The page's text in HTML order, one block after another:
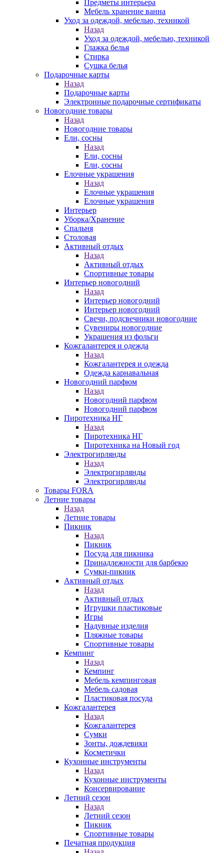
Предметы интерьера
Мебель хранение ванна
Уход за одеждой, мебелью, техникой
Назад
Уход за одеждой, мебелью, техникой
Глажка белья
Стирка
Сушка белья
Подарочные карты
Назад
Подарочные карты
Электронные подарочные сертификаты
Новогодние товары
Назад
Новогодние товары
Ели, сосны
Назад
Ели, сосны
Ели, сосны
Елочные украшения
Назад
Елочные украшения
Елочные украшения
Интерьер
Уборка/Хранение
Спальня
Столовая
Активный отдых
Назад
Активный отдых
Спортивные товары
Интерьер новогодний
Назад
Интерьер новогодний
Интерьер новогодний
Свечи, подсвечники новогодние
Сувениры новогодние
Украшения из фольги
Кожгалантерея и одежда
Назад
Кожгалантерея и одежда
Одежда карнавальная
Новогодний парфюм
Назад
Новогодний парфюм
Новогодний парфюм
Пиротехника НГ
Назад
Пиротехника НГ
Пиротехника на Новый год
Электрогирлянды
Назад
Электрогирлянды
Электрогирлянды
Товары FORA
Летние товары
Назад
Летние товары
Пикник
Назад
Пикник
Посуда для пикника
Принадлежности для барбекю
Сумки-пикник
Активный отдых
Назад
Активный отдых
Игрушки пластиковые
Игры
Надувные изделия
Пляжные товары
Спортивные товары
Кемпинг
Назад
Кемпинг
Мебель кемпинговая
Мебель садовая
Пластиковая посуда
Кожгалантерея
Назад
Кожгалантерея
Сумки
Зонты, дождевики
Косметички
Кухонные инструменты
Назад
Кухонные инструменты
Консервирование
Летний сезон
Назад
Летний сезон
Пикник
Спортивные товары
Печатная продукция